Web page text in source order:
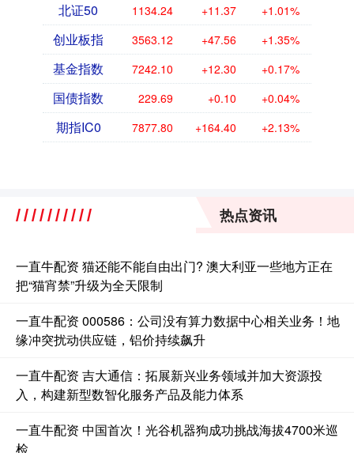
北证50 1134.24 +11.37 +1.01%
创业板指 3563.12 +47.56 +1.35%
基金指数 7242.10 +12.30 +0.17%
国债指数 229.69 +0.10 +0.04%
期指IC0 7877.80 +164.40 +2.13%
热点资讯
一直牛配资 猫还能不能自由出门? 澳大利亚一些地方正在
把“猫宵禁”升级为全天限制
一直牛配资 000586：公司没有算力数据中心相关业务！地
缘冲突扰动供应链，铝价持续飙升
一直牛配资 吉大通信：拓展新兴业务领域并加大资源投
入，构建新型数智化服务产品及能力体系
一直牛配资 中国首次！光谷机器狗成功挑战海拔4700米巡
检